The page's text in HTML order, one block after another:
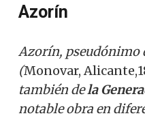
Azorín
Azorín, pseudónimo
(Monovar,
también dela
notable obra en